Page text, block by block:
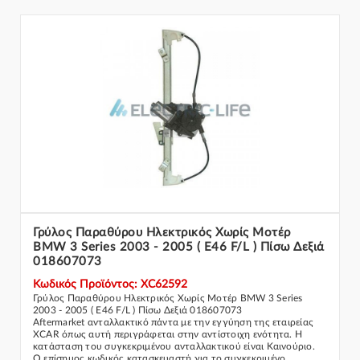
Γρύλος Παραθύρου Ηλεκτρικός Χωρίς Μοτέρ
BMW 3 Series 2003 - 2005 ( E46 F/L ) Πίσω Δεξιά
018607073
Κωδικός Προϊόντος: XC62592
Γρύλος Παραθύρου Ηλεκτρικός Χωρίς Μοτέρ BMW 3 Series
2003 - 2005 ( E46 F/L ) Πίσω Δεξιά 018607073
Aftermarket ανταλλακτικό πάντα με την εγγύηση της εταιρείας
XCAR όπως αυτή περιγράφεται στην αντίστοιχη ενότητα. Η
κατάσταση του συγκεκριμένου ανταλλακτικού είναι Καινούριο.